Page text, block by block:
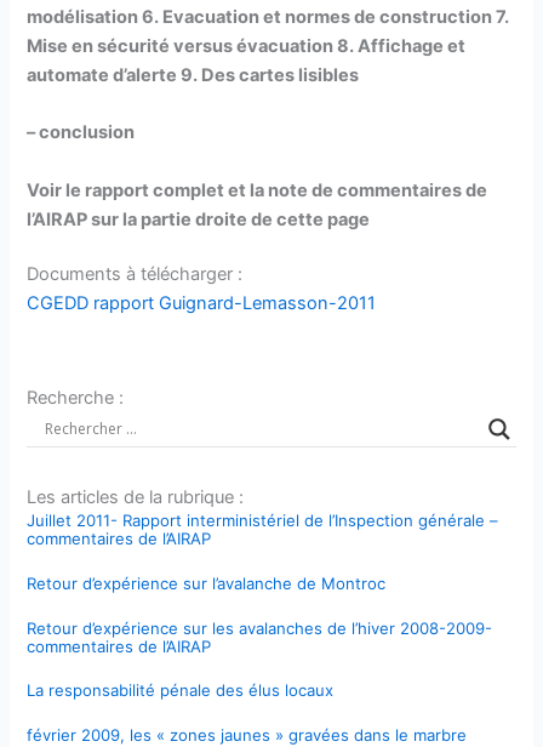
modélisation6. Evacuation et normes de construction7.
Mise en sécurité versus évacuation8.Affichage et
automate d’alerte 9. Des cartes lisibles
– conclusion
Voir le rapport complet et la note de commentaires de
l’AIRAP sur la partie droite de cette page
Documents à télécharger :
CGEDD rapport Guignard-Lemasson-2011
Recherche :
Les articles de la rubrique :
Juillet 2011- Rapport interministériel de l’Inspection générale –
commentaires de l’AIRAP
Retour d’expérience sur l’avalanche de Montroc
Retour d’expérience sur les avalanches de l’hiver 2008-2009-
commentaires de l’AIRAP
La responsabilité pénale des élus locaux
février 2009, les « zones jaunes » gravées dans le marbre